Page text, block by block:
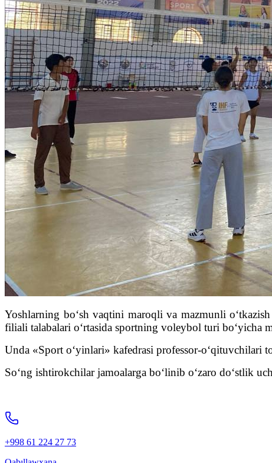
Yoshlarning bo‘sh vaqtini maroqli va mazmunli
filiali talabalari o‘rtasida sportning voleybol turi bo‘yicha
Unda «Sport o‘yinlari» kafedrasi professor-
So‘ng ishtirokchilar jamoalarga bo‘linib o‘zaro do‘stlik
+998 61 224 27 73